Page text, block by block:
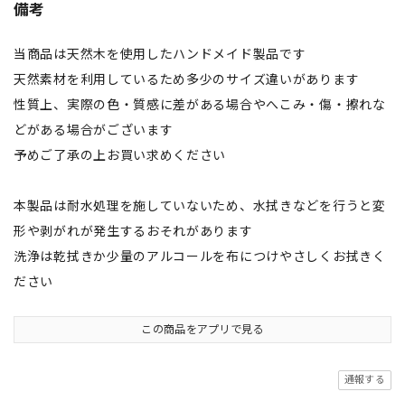
備考
当商品は天然木を使用したハンドメイド製品です
天然素材を利用しているため多少のサイズ違いがあります
性質上、実際の色・質感に差がある場合やへこみ・傷・擦れな
どがある場合がございます
予めご了承の上お買い求めください
本製品は耐水処理を施していないため、水拭きなどを行うと変
形や剥がれが発生するおそれがあります
洗浄は乾拭きか少量のアルコールを布につけやさしくお拭きく
ださい
この商品をアプリで見る
通報する